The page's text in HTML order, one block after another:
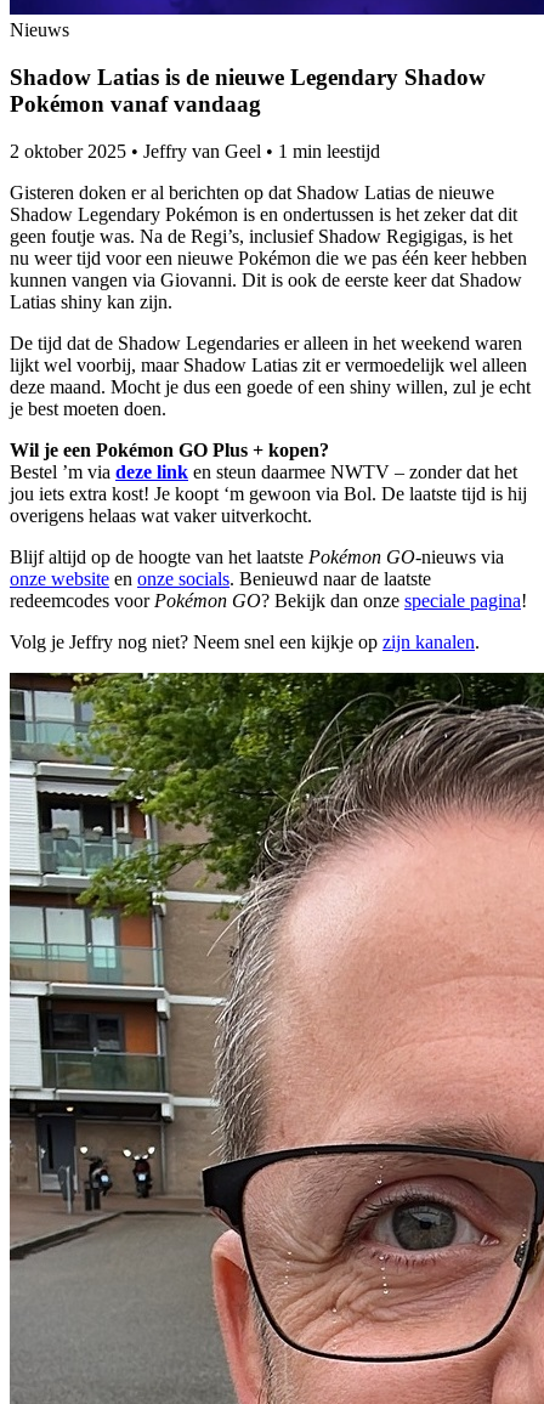
Nieuws
Shadow Latias is de nieuwe Legendary Shadow
Pokémon vanaf vandaag
2 oktober 2025 • Jeffry van Geel • 1 min leestijd
Gisteren doken er al berichten op dat Shadow Latias de nieuwe
Shadow Legendary Pokémon is en ondertussen is het zeker dat dit
geen foutje was. Na de Regi’s, inclusief Shadow Regigigas, is het
nu weer tijd voor een nieuwe Pokémon die we pas één keer hebben
kunnen vangen via Giovanni. Dit is ook de eerste keer dat Shadow
Latias shiny kan zijn.
De tijd dat de Shadow Legendaries er alleen in het weekend waren
lijkt wel voorbij, maar Shadow Latias zit er vermoedelijk wel alleen
deze maand. Mocht je dus een goede of een shiny willen, zul je echt
je best moeten doen.
Wil je een Pokémon GO Plus + kopen?
Bestel ’m via deze link en steun daarmee NWTV – zonder dat het
jou iets extra kost! Je koopt ‘m gewoon via Bol. De laatste tijd is hij
overigens helaas wat vaker uitverkocht.
Blijf altijd op de hoogte van het laatste Pokémon GO-nieuws via
onze website en onze socials. Benieuwd naar de laatste
redeemcodes voor Pokémon GO? Bekijk dan onze speciale pagina!
Volg je Jeffry nog niet? Neem snel een kijkje op zijn kanalen.